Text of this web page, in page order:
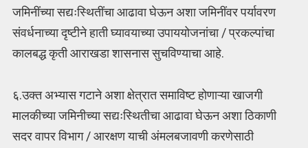
जमिनींच्या सद्यःस्थितींचा आढावा घेऊन अशा जमिनींवर पर्यावरण
संवर्धनाच्या दृष्टीने हाती घ्यावयाच्या उपाययोजनांचा / प्रकल्पांचा
कालबद्ध कृती आराखडा शासनास सुचविण्याचा आहे.
६.उक्त अभ्यास गटाने अशा क्षेत्रात समाविष्ट होणाऱ्या खाजगी
मालकीच्या जमिनीच्या सद्यःस्थितीचा आढावा घेऊन अशा ठिकाणी
सदर वापर विभाग / आरक्षण याची अंमलबजावणी करणेसाठी